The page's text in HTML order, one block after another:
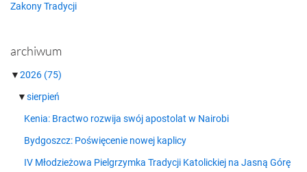
Zakony Tradycji
archiwum
▼2026 (75)
▼sierpień
Kenia: Bractwo rozwija swój apostolat w Nairobi
Bydgoszcz: Poświęcenie nowej kaplicy
IV Młodzieżowa Pielgrzymka Tradycji Katolickiej na Jasną Górę